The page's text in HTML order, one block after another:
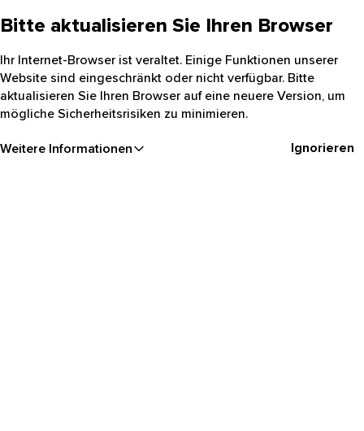
Bitte aktualisieren Sie Ihren Browser
Ihr Internet-Browser ist veraltet. Einige Funktionen unserer
Website sind eingeschränkt oder nicht verfügbar. Bitte
aktualisieren Sie Ihren Browser auf eine neuere Version, um
mögliche Sicherheitsrisiken zu minimieren.
Weitere Informationen Ignorieren